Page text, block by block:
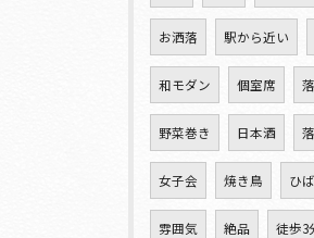
お洒落 駅から近い
和モダン 個室席
野菜巻き 日本酒
女子会 焼き鳥 ひ
雰囲気 絶品 徒歩3